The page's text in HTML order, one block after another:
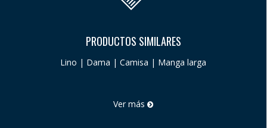
PRODUCTOS SIMILARES
Lino | Dama | Camisa | Manga larga
Ver más